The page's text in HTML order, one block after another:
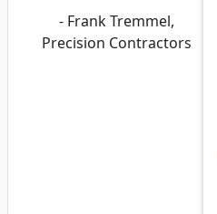
- Frank Tremmel,
Precision Contractors